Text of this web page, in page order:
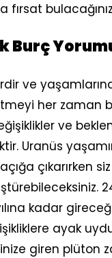
Burç
ve
her zaman
ve
Uranüs
çıkarırken
kadar
ayak
giren